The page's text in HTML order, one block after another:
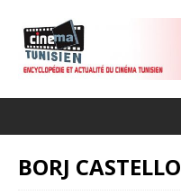
BORJ CASTELLO